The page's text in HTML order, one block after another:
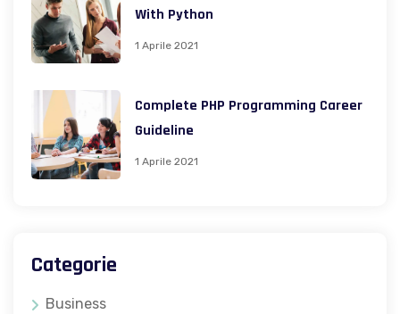
With Python
1 Aprile 2021
Complete PHP Programming Career
Guideline
1 Aprile 2021
Categorie
Business